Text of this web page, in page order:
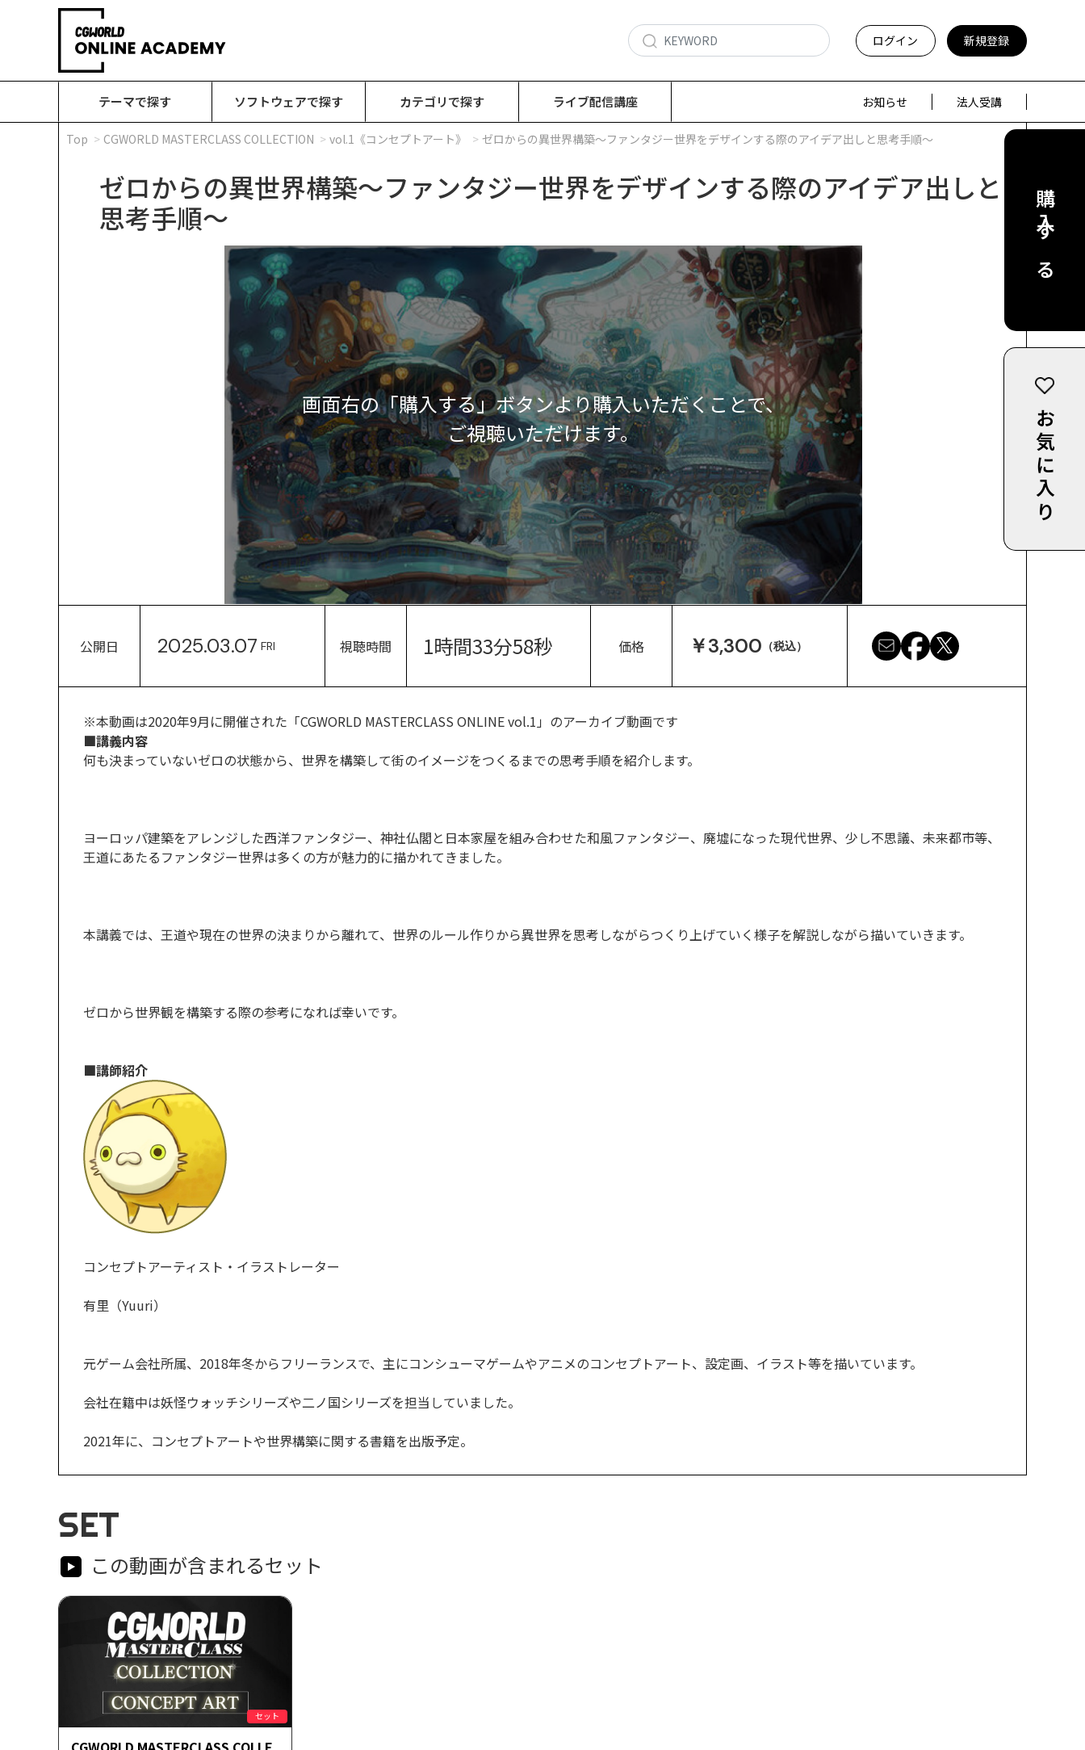
ログイン 新規登録
テーマで探す ソフトウェアで探す カテゴリで探す ライブ配信講座 お知らせ 法人受講
Top CGWORLD MASTERCLASS COLLECTION vol.1《コンセプトアート》 ゼロからの異世界構築～ファンタジー世界をデザインする際のアイデア出しと思考手順～
ゼロからの異世界構築～ファンタジー世界をデザインする際のアイデア出しと
思考手順～
画面右の「購入する」ボタンより購入いただくことで、
ご視聴いただけます。
購入する
お気に入り
公開日 2025.03.07 FRI 視聴時間 1時間33分58秒 価格 ￥3,300 （税込）
※本動画は2020年9月に開催された「CGWORLD MASTERCLASS ONLINE vol.1」のアーカイブ動画です
■講義内容
何も決まっていないゼロの状態から、世界を構築して街のイメージをつくるまでの思考手順を紹介します。
ヨーロッパ建築をアレンジした西洋ファンタジー、神社仏閣と日本家屋を組み合わせた和風ファンタジー、廃墟になった現代世界、少し不思議、未来都市等、
王道にあたるファンタジー世界は多くの方が魅力的に描かれてきました。
本講義では、王道や現在の世界の決まりから離れて、世界のルール作りから異世界を思考しながらつくり上げていく様子を解説しながら描いていきます。
ゼロから世界観を構築する際の参考になれば幸いです。
■講師紹介
コンセプトアーティスト・イラストレーター
有里（Yuuri）
元ゲーム会社所属、2018年冬からフリーランスで、主にコンシューマゲームやアニメのコンセプトアート、設定画、イラスト等を描いています。
会社在籍中は妖怪ウォッチシリーズや二ノ国シリーズを担当していました。
2021年に、コンセプトアートや世界構築に関する書籍を出版予定。
SET
この動画が含まれるセット
セット